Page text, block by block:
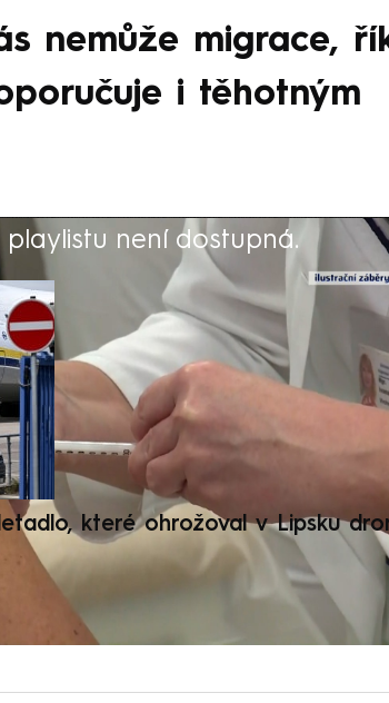
nemůže migrace,
i těhotným
není dostupná.
které ohrožoval v Lipsku